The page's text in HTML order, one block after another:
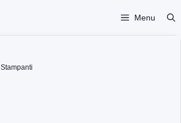
Menu
Stampanti